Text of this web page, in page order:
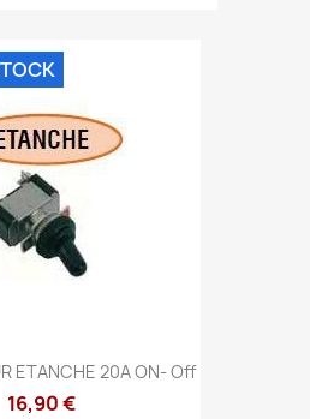
ETANCHE 20A ON- Off
16,90 €